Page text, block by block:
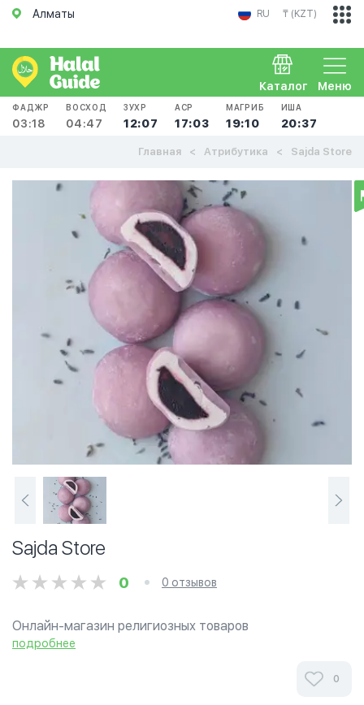
Алматы RU ₸ (KZT)
Меню
Каталог
ФАДЖР
03:18
ВОСХОД
04:47
ЗУХР
12:07
АСР
17:03
МАГРИБ
19:10
ИША
20:37
Главная Атрибутика Sajda Store
Sajda Store
0 0 отзывов
Онлайн-магазин религиозных товаров
подробнее
0